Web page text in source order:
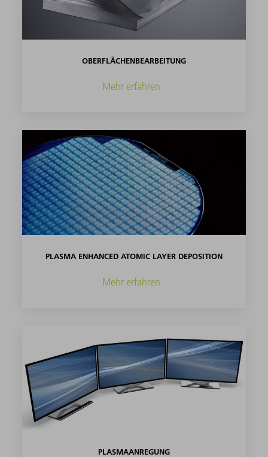
OBERFLÄCHENBEARBEITUNG
Mehr erfahren
PLASMA ENHANCED ATOMIC LAYER DEPOSITION
Mehr erfahren
PLASMAANREGUNG